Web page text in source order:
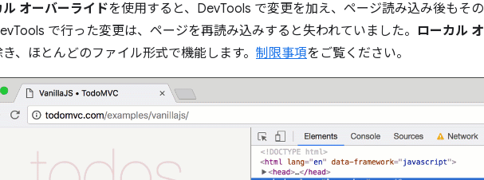
ル オーバーライドを使用すると、DevTools で変更を加え、ページ読み込み後もそ
で行った変更は、ページを再読み込みすると失われていました。 ローカル
、ほとんどのファイル形式で機能します。 制限事項をご覧ください。